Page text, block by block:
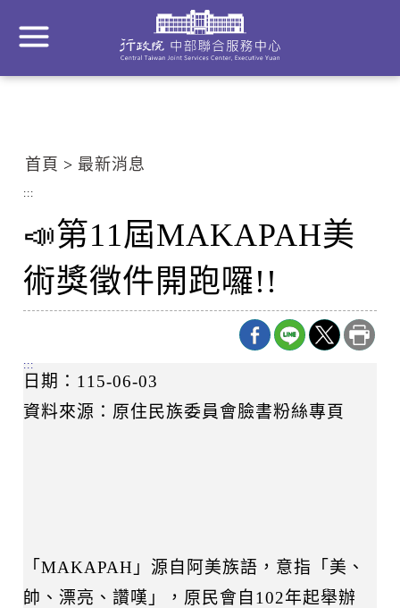
主
block
首頁 最新消息
:::
📣第11屆MAKAPAH美
術獎徵件開跑囉!!
日期：115-06-03
資料來源：原住民族委員會臉書粉絲專頁
:::
「MAKAPAH」源自阿美族語，意指「美、
帥、漂亮、讚嘆」，原民會自102年起舉辦